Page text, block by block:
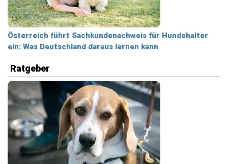
Österreich führt Sachkundenachweis für Hundehalter
ein: Was Deutschland daraus lernen kann
Ratgeber